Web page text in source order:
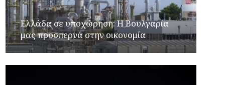
Ελλάδα σε υποχώρηση: Η Βουλγαρία
μας προσπερνά στην οικονομία